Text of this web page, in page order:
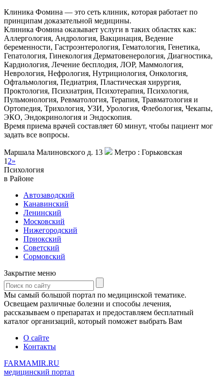
Клиника Фомина — это сеть клиник, которая работает по
принципам доказательной медицины.
Клиника Фомина оказывает услуги в таких областях как:
Аллергология, Андрология, Вакцинация, Ведение
беременности, Гастроэнтерология, Гематология, Генетика,
Гепатология, Гинекология Дерматовенерология, Диагностика,
Кардиология, Лечение бесплодия, ЛОР, Маммология,
Неврология, Нефрология, Нутрициология, Онкология,
Офтальмология, Педиатрия, Пластическая хирургия,
Проктология, Психиатрия, Психотерапия, Психология,
Пульмонология, Ревматология, Терапия, Травматология и
Ортопедия, Трихология, УЗИ, Урология, Флебология, Чекапы,
ЭКО, Эндокринология и Эндоскопия.
Время приема врачей составляет 60 минут, чтобы пациент мог
задать все вопросы.
Маршала Малиновского д. 13 Метро : Горьковская
1 2»
Психология
в Районе
Автозаводский
Канавинский
Ленинский
Московский
Нижегородский
Приокский
Советский
Сормовский
Закрытие меню
Мы самый большой портал по медицинской тематике.
Освещаем различные болезни и способы лечения,
рассказываем о препаратах и предоставляем бесплатный
каталог организаций, который поможет выбрать Вам
О сайте
Контакты
FARMAMIR.RU
медицинский портал